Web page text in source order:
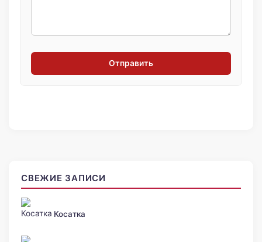
Отправить
СВЕЖИЕ ЗАПИСИ
Косатка